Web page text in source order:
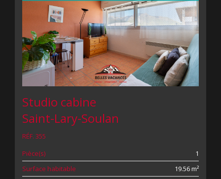
Studio cabine
Saint-Lary-Soulan
RÉF. 355
Pièce(s)
1
Surface habitable
19.56 m²